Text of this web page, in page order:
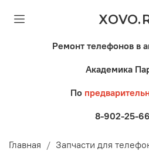
Ремонт телефонов в
Академика
По
8-902-25-
Главная
Запчасти для